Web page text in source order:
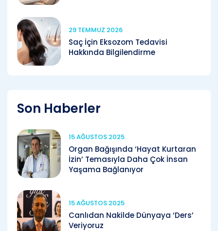
29 TEMMUZ 2026
Saç İçin Eksozom Tedavisi
Hakkında Bilgilendirme
Son Haberler
15 AĞUSTOS 2025
Organ Bağışında ‘Hayat Kurtaran
İzin’ Temasıyla Daha Çok İnsan
Yaşama Bağlanıyor
15 AĞUSTOS 2025
Canlıdan Nakilde Dünyaya ‘Ders’
Veriyoruz